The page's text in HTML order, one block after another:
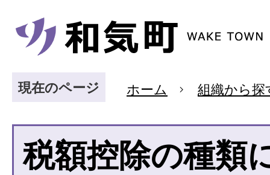
現在のページ ホーム 組織から探
税額控除の種類